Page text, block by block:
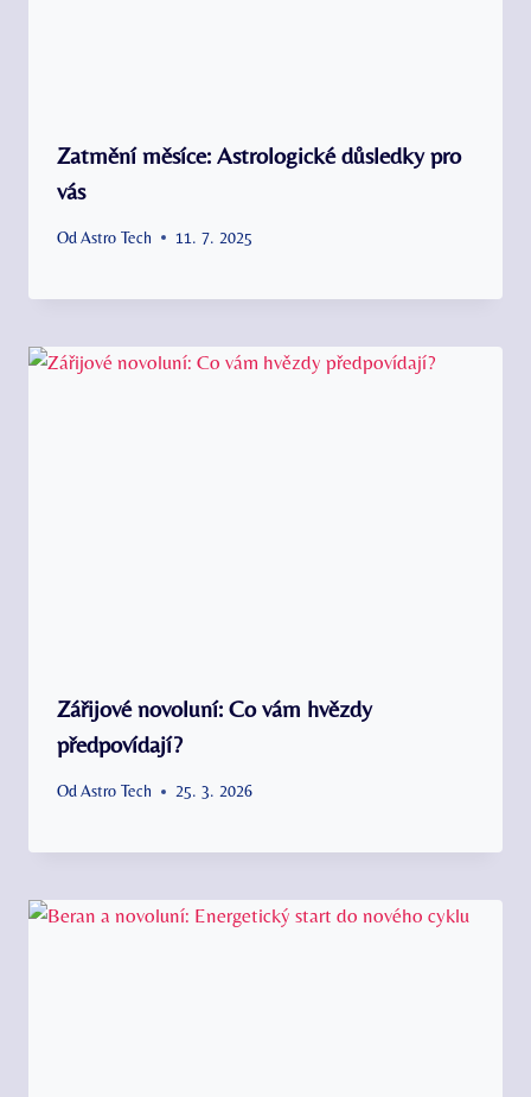
Zatmění měsíce: Astrologické důsledky pro
vás
Od Astro Tech 11. 7. 2025
Zářijové novoluní: Co vám hvězdy
předpovídají?
Od Astro Tech 25. 3. 2026